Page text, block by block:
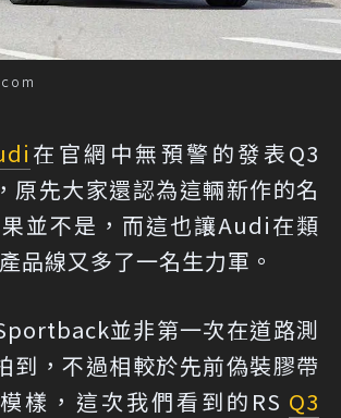
在官網中無預警的發表Q3
原先大家還認為這輛新作的名
並不是，而這也讓Audi在類
品線又多了一名生力軍。
並非第一次在道路測
到，不過相較於先前偽裝膠帶
樣，這次我們看到的RS Q3